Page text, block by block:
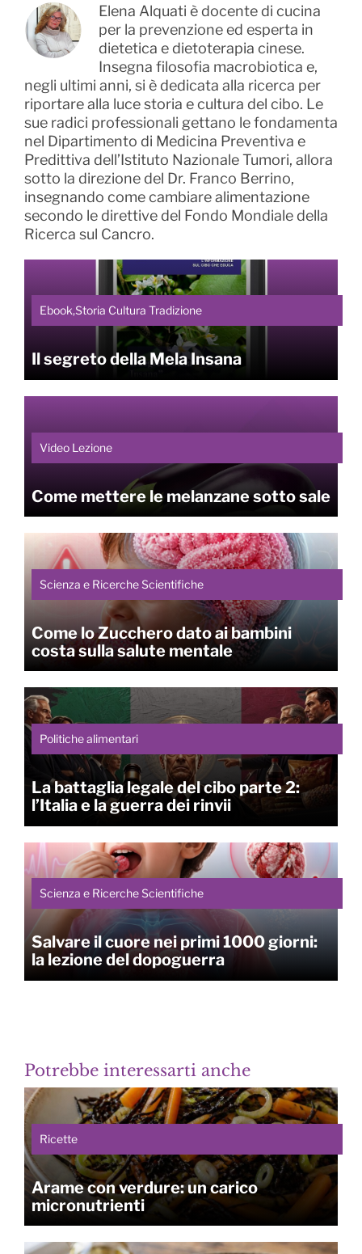
Elena Alquati è docente di cucina
per la prevenzione ed esperta in
dietetica e dietoterapia cinese.
Insegna filosofia macrobiotica e,
negli ultimi anni, si è dedicata alla ricerca per
riportare alla luce storia e cultura del cibo. Le
sue radici professionali gettano le fondamenta
nel Dipartimento di Medicina Preventiva e
Predittiva dell’Istituto Nazionale Tumori, allora
sotto la direzione del Dr. Franco Berrino,
insegnando come cambiare alimentazione
secondo le direttive del Fondo Mondiale della
Ricerca sul Cancro.
Ebook,Storia Cultura Tradizione
Il segreto della Mela Insana
Video Lezione
Come mettere le melanzane sotto sale
Scienza e Ricerche Scientifiche
Come lo Zucchero dato ai bambini
costa sulla salute mentale
Politiche alimentari
La battaglia legale del cibo parte 2:
l’Italia e la guerra dei rinvii
Scienza e Ricerche Scientifiche
Salvare il cuore nei primi 1000 giorni:
la lezione del dopoguerra
Potrebbe interessarti anche
Ricette
Arame con verdure: un carico
micronutrienti